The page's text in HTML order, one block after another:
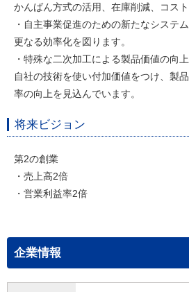
かんばん方式の活用、在庫削減、コス
・自主事業促進のための新たなシステ
更なる効率化を図ります。
・特殊な二次加工による製品価値の向上
自社の技術を使い付加価値をつけ、製
率の向上を見込んでいます。
将来ビジョン
第2の創業
・売上高2倍
・営業利益率2倍
企業情報